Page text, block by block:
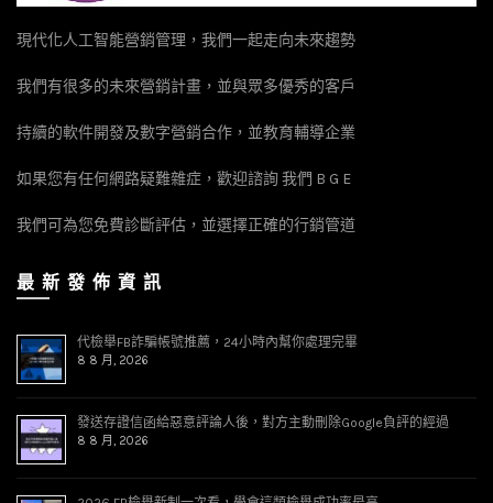
現代化人工智能營銷管理，我們一起走向未來趨勢
我們有很多的未來營銷計畫，並與眾多優秀的客戶
持續的軟件開發及數字營銷合作，並教育輔導企業
如果您有任何網路疑難雜症，歡迎諮詢 我們 B G E
我們可為您免費診斷評估，並選擇正確的行銷管道
最 新 發 佈 資 訊
代檢舉FB詐騙帳號推薦，24小時內幫你處理完畢
8 8 月, 2026
發送存證信函給惡意評論人後，對方主動刪除Google負評的經過
8 8 月, 2026